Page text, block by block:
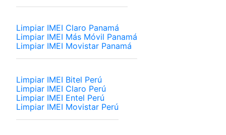
Limpiar IMEI Claro Panamá
Limpiar IMEI Más Móvil Panamá
Limpiar IMEI Movistar Panamá
Limpiar IMEI Bitel Perú
Limpiar IMEI Claro Perú
Limpiar IMEI Entel Perú
Limpiar IMEI Movistar Perú